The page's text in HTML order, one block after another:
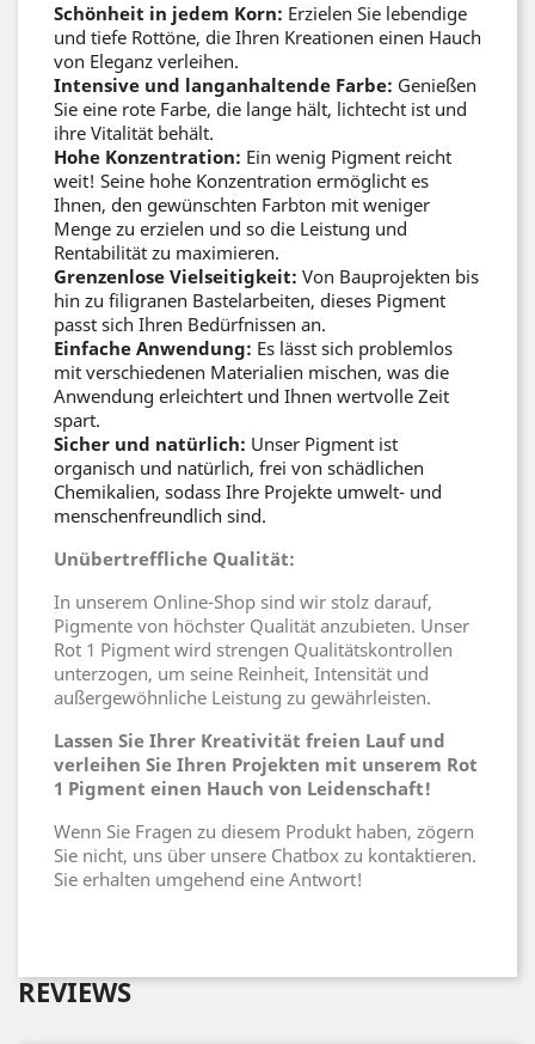
Schönheit in jedem Korn: Erzielen Sie lebendige
und tiefe Rottöne, die Ihren Kreationen einen Hauch
von Eleganz verleihen.
Intensive und langanhaltende Farbe: Genießen
Sie eine rote Farbe, die lange hält, lichtecht ist und
ihre Vitalität behält.
Hohe Konzentration: Ein wenig Pigment reicht
weit! Seine hohe Konzentration ermöglicht es
Ihnen, den gewünschten Farbton mit weniger
Menge zu erzielen und so die Leistung und
Rentabilität zu maximieren.
Grenzenlose Vielseitigkeit: Von Bauprojekten bis
hin zu filigranen Bastelarbeiten, dieses Pigment
passt sich Ihren Bedürfnissen an.
Einfache Anwendung: Es lässt sich problemlos
mit verschiedenen Materialien mischen, was die
Anwendung erleichtert und Ihnen wertvolle Zeit
spart.
Sicher und natürlich: Unser Pigment ist
organisch und natürlich, frei von schädlichen
Chemikalien, sodass Ihre Projekte umwelt- und
menschenfreundlich sind.
Unübertreffliche Qualität:
In unserem Online-Shop sind wir stolz darauf,
Pigmente von höchster Qualität anzubieten. Unser
Rot 1 Pigment wird strengen Qualitätskontrollen
unterzogen, um seine Reinheit, Intensität und
außergewöhnliche Leistung zu gewährleisten.
Lassen Sie Ihrer Kreativität freien Lauf und
verleihen Sie Ihren Projekten mit unserem Rot
1 Pigment einen Hauch von Leidenschaft!
Wenn Sie Fragen zu diesem Produkt haben, zögern
Sie nicht, uns über unsere Chatbox zu kontaktieren.
Sie erhalten umgehend eine Antwort!
REVIEWS